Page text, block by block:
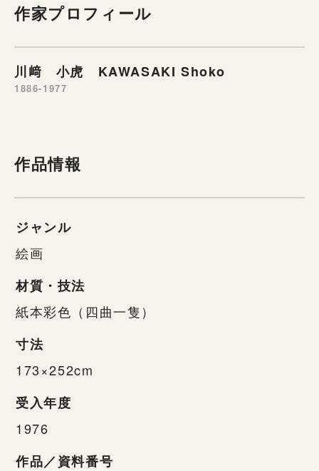
作家プロフィール
川﨑 小虎 KAWASAKI Shoko
1886-1977
作品情報
ジャンル
絵画
材質・技法
紙本彩色（四曲一隻）
寸法
173×252cm
受入年度
1976
作品／資料番号